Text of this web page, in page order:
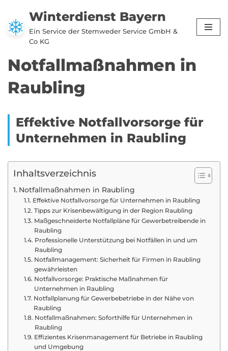
Zum
Inhalt
Winterdienst Bayern
Ein Service der Stemweder Service GmbH &
Co KG
Notfallmaßnahmen in
Raubling
Effektive Notfallvorsorge für
Unternehmen in Raubling
Inhaltsverzeichnis
Notfallmaßnahmen in Raubling
Effektive Notfallvorsorge für Unternehmen in Raubling
Tipps zur Krisenbewältigung in der Region Raubling
Maßgeschneiderte Notfallpläne für Gewerbetreibende in
Raubling
Professionelle Unterstützung bei Notfällen in und um
Raubling
Notfallmanagement: Sicherheit für Firmen in Raubling
gewährleisten
Notfallvorsorge: Praktische Maßnahmen für
Unternehmen in Raubling
Notfallplanung für Gewerbebetriebe in der Nähe von
Raubling
Notfallmaßnahmen: Soforthilfe für Unternehmen in
Raubling
Effizientes Krisenmanagement für Betriebe in Raubling
und Umgebung